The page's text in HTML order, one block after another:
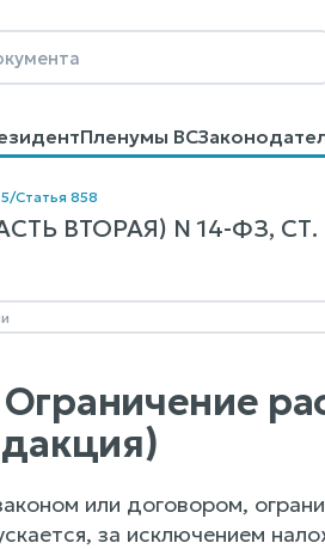
Пленумы ВС
ПомощьПоиск
/Статья 858
ВТОРАЯ) N 14-ФЗ, СТ.
или договором,
за исключением